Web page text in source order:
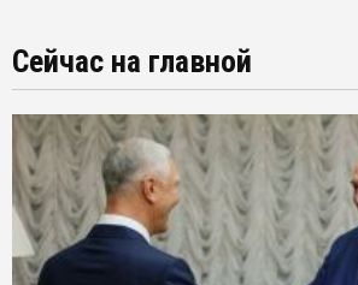
Сейчас на главной